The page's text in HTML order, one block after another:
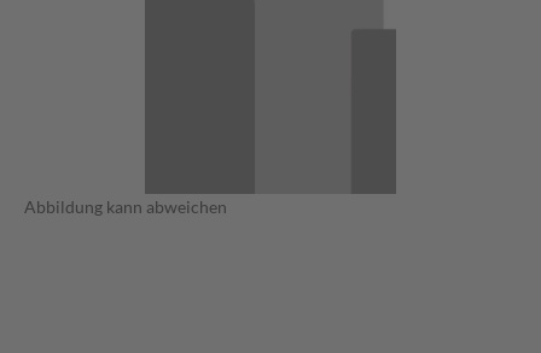
Abbildung kann abweichen